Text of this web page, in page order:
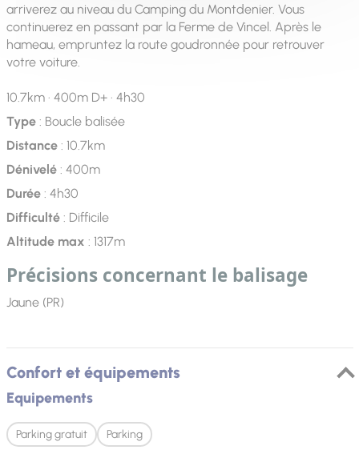
arriverez au niveau du Camping du Montdenier. Vous
continuerez en passant par la Ferme de Vincel. Après le
hameau, empruntez la route goudronnée pour retrouver
votre voiture.
10.7km · 400m D+ · 4h30
Type: Boucle balisée
Distance: 10.7km
Dénivelé: 400m
Durée: 4h30
Difficulté: Difficile
Altitude max : 1317m
Précisions concernant le balisage
Jaune (PR)
Confort et équipements
Equipements
Parking gratuit Parking